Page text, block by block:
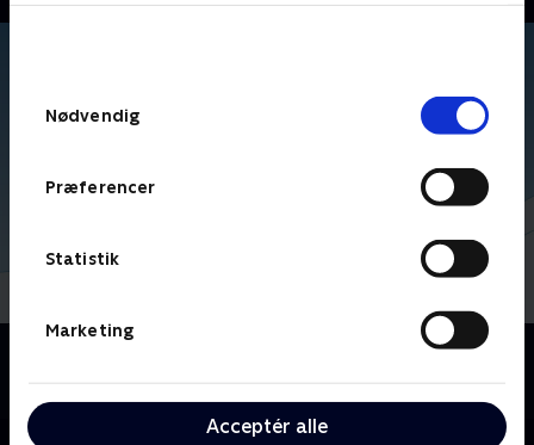
Nødvendig
Præferencer
Statistik
Marketing
Acceptér alle